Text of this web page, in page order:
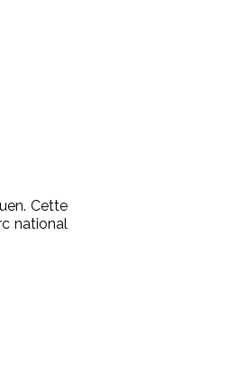
Cette
national